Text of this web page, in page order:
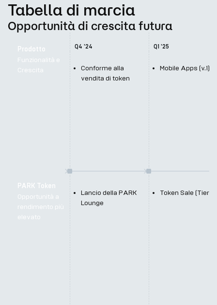
Tabella di marcia
Opportunità di crescita futura
Prodotto
Funzionalità e
Crescita
PARK Token
Opportunità a
rendimento più
elevato
Q4 '24
Conforme alla
vendita di token
Lancio della PARK
Lounge
Q1 '25
Mobile Apps (v.1)
Token Sale (Tier 1)